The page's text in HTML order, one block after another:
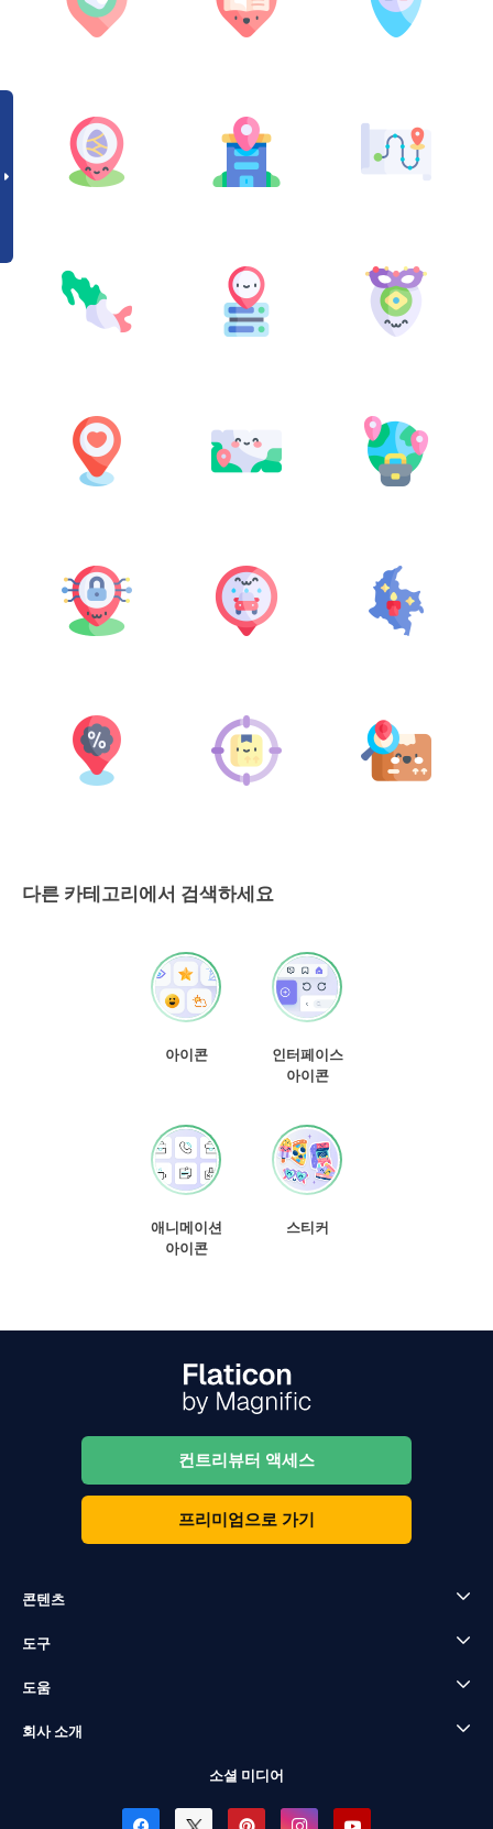
다른 카테고리에서 검색하세요
아이콘
인터페이스
아이콘
애니메이션
아이콘
스티커
컨트리뷰터 액세스
프리미엄으로 가기
콘텐츠
도구
도움
회사 소개
소셜 미디어